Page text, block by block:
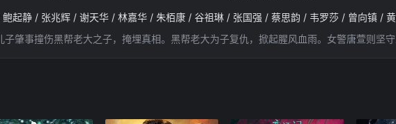
起静 / 张兆辉 / 谢天华 / 林嘉华 / 朱栢康 / 谷祖琳 / 张国强 / 蔡思韵 / 韦罗莎 / 曾向镇 /
儿子肇事撞伤黑帮老大之子，掩埋真相。黑帮老大为子复仇，掀起腥风血雨。女